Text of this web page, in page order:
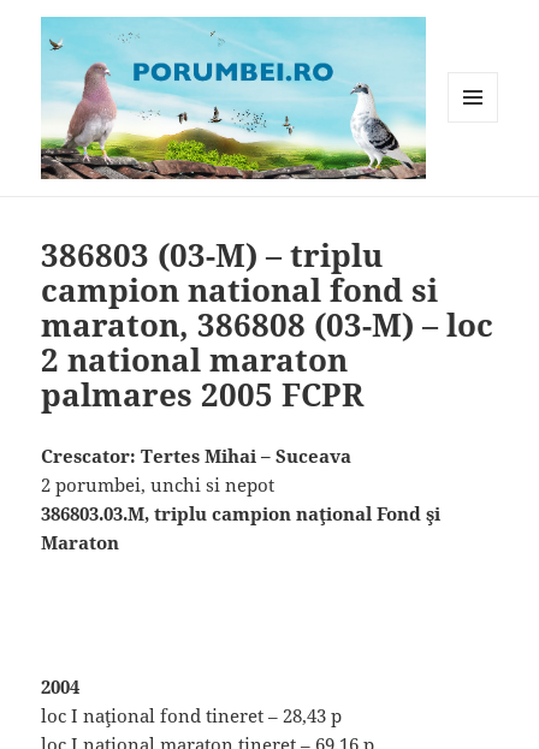
386803 (03-M) – triplu
campion national fond si
maraton, 386808 (03-M) – loc
2 national maraton
palmares 2005 FCPR
Crescator: Tertes Mihai – Suceava
2 porumbei, unchi si nepot
386803.03.M, triplu campion naţional Fond şi
Maraton
2004
loc I naţional fond tineret – 28,43 p